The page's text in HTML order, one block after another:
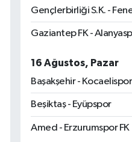
Gençlerbirliği S.K. -
Gaziantep FK -
16 Ağustos, Pazar
Başakşehir - Kocaelispor
Beşiktaş - Eyüpspor
Amed - Erzurumspor FK